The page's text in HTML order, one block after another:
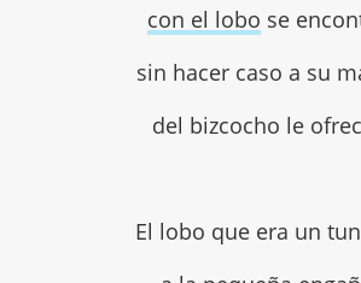
con el lobo se
sin hacer caso a su
del bizcocho le
El lobo que era un